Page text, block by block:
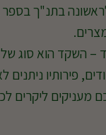
בתנ"ך
השקד הוא סוג
פירותיו ניתנים
מעניקים